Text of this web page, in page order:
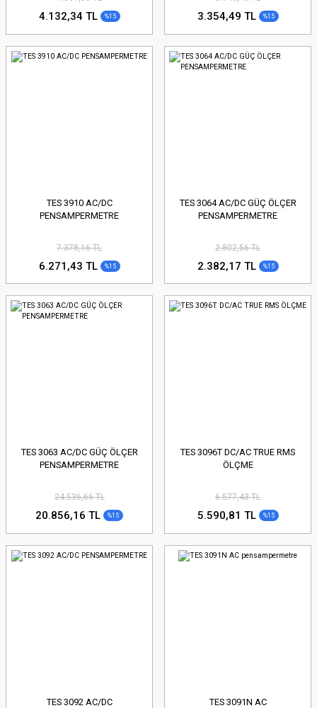
4.132,34 TL %15 3.354,49 TL %15
TES 3910 AC/DC
PENSAMPERMETRE
7.378,16 TL
6.271,43 TL %15
TES 3064 AC/DC GÜÇ ÖLÇER
PENSAMPERMETRE
2.802,56 TL
2.382,17 TL %15
TES 3063 AC/DC GÜÇ ÖLÇER
PENSAMPERMETRE
24.536,66 TL
20.856,16 TL %15
TES 3096T DC/AC TRUE RMS
ÖLÇME
6.577,43 TL
5.590,81 TL %15
TES 3092 AC/DC
TES 3091N AC